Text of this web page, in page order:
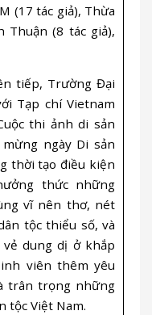
(17 tác giả), Thừa
Thuận (8 tác giả),
tiếp, Trường Đại
Tạp chí Vietnam
thi ảnh di sản
ngày Di sản
thời tạo điều kiện
thức những
vĩ nên thơ, nét
tộc thiểu số, và
dung dị ở khắp
viên thêm yêu
trân trọng những
tộc Việt Nam.